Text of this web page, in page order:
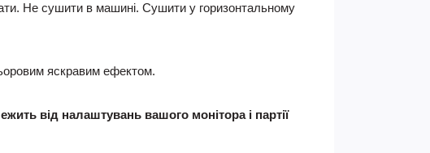
Не сушити в машині. Сушити у горизонтальному
яскравим ефектом.
від налаштувань вашого монітора і партії